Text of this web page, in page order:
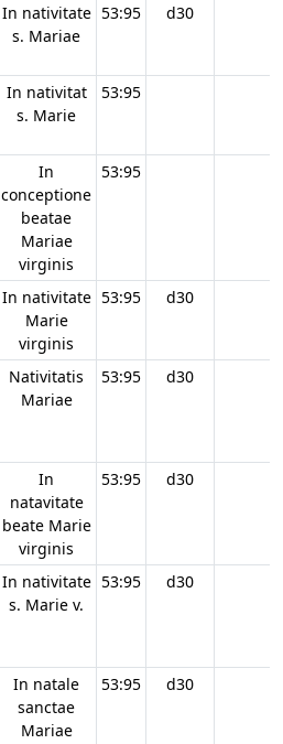
In nativitate
s. Mariae
53:95 d30
In nativitat
s. Marie
53:95
In
conceptione
beatae
Mariae
virginis
53:95
In nativitate
Marie
virginis
53:95 d30
Nativitatis
Mariae
53:95 d30
In
natavitate
beate Marie
virginis
53:95 d30
In nativitate
s. Marie v.
53:95 d30
In natale
sanctae
Mariae
53:95 d30